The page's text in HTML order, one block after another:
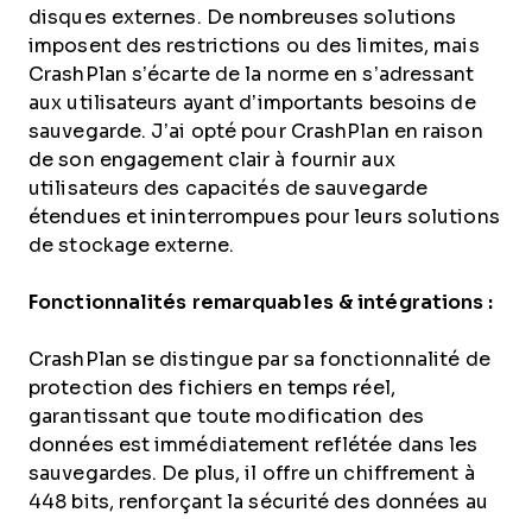
disques externes. De nombreuses solutions
imposent des restrictions ou des limites, mais
CrashPlan s’écarte de la norme en s’adressant
aux utilisateurs ayant d’importants besoins de
sauvegarde. J’ai opté pour CrashPlan en raison
de son engagement clair à fournir aux
utilisateurs des capacités de sauvegarde
étendues et ininterrompues pour leurs solutions
de stockage externe.
Fonctionnalités remarquables & intégrations :
CrashPlan se distingue par sa fonctionnalité de
protection des fichiers en temps réel,
garantissant que toute modification des
données est immédiatement reflétée dans les
sauvegardes. De plus, il offre un chiffrement à
448 bits, renforçant la sécurité des données au